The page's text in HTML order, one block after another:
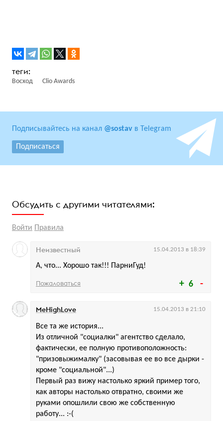
Восход Clio Awards
Подписывайтесь на канал @sostav в Telegram
Подписаться
Обсудить с другими читателями:
Войти Правила
6
А, что... Хорошо так!!! ПарниГуд!
Неизвестный 15.04.2013 в 18:39
Пожаловаться
Все та же история...
Из отличной "социалки" агентство сделало,
фактически, ее полную противоположность:
"призовыжималку" (засовывая ее во все дырки -
кроме "социальной"...)
Первый раз вижу настолько яркий пример того,
как авторы настолько отвратно, своими же
руками опошлили свою же собственную
работу... :-(
MeHighLove 15.04.2013 в 21:10